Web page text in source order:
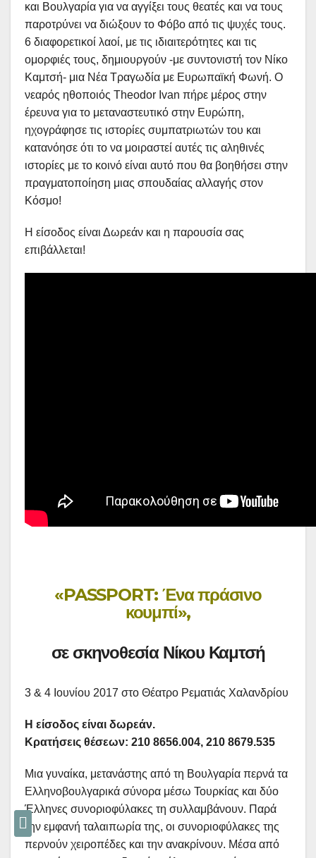
και Βουλγαρία για να αγγίξει τους θεατές και να τους
παροτρύνει να διώξουν το Φόβο από τις ψυχές τους.
6 διαφορετικοί λαοί, με τις ιδιαιτερότητες και τις
ομορφιές τους, δημιουργούν -με συντονιστή τον Νίκο
Καμτσή- μια Νέα Τραγωδία με Ευρωπαϊκή Φωνή. Ο
νεαρός ηθοποιός Theodor Ivan πήρε μέρος στην
έρευνα για το μεταναστευτικό στην Ευρώπη,
ηχογράφησε τις ιστορίες συμπατριωτών του και
κατανόησε ότι το να μοιραστεί αυτές τις αληθινές
ιστορίες με το κοινό είναι αυτό που θα βοηθήσει στην
πραγματοποίηση μιας σπουδαίας αλλαγής στον
Κόσμο!
Η είσοδος είναι Δωρεάν και η παρουσία σας
επιβάλλεται!
«PASSPORT: Ένα πράσινο
κουμπί»,
σε σκηνοθεσία Νίκου Καμτσή
3 & 4 Ιουνίου 2017 στο Θέατρο Ρεματιάς Χαλανδρίου
Η είσοδος είναι δωρεάν.
Κρατήσεις θέσεων: 210 8656.004, 210 8679.535
Μια γυναίκα, μετανάστης από τη Βουλγαρία περνά τα
Ελληνοβουλγαρικά σύνορα μέσω Τουρκίας και δύο
Έλληνες συνοριοφύλακες τη συλλαμβάνουν. Παρά
την εμφανή ταλαιπωρία της, οι συνοριοφύλακες της
περνούν χειροπέδες και την ανακρίνουν. Μέσα από